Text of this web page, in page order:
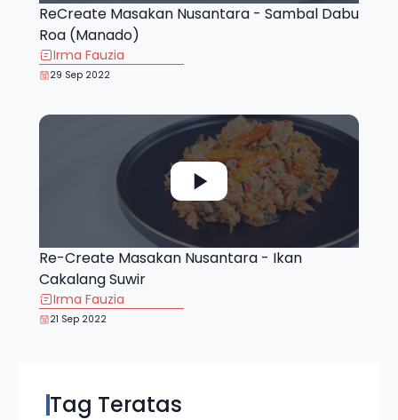
ReCreate Masakan Nusantara - Sambal Dabu
Roa (Manado)
Irma Fauzia
29 Sep 2022
Re-Create Masakan Nusantara - Ikan
Cakalang Suwir
Irma Fauzia
21 Sep 2022
Tag Teratas